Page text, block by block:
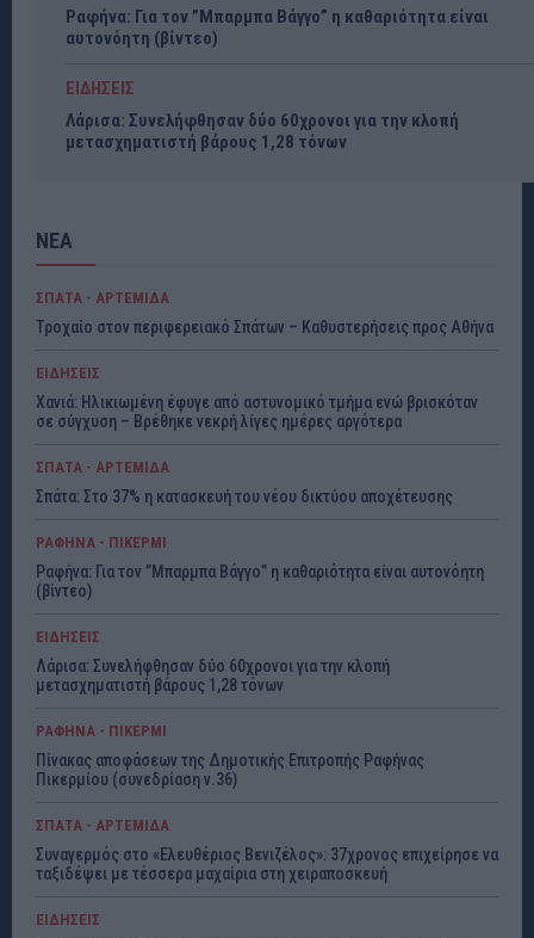
Ραφήνα: Για τον ”Μπαρμπα Βάγγο” η καθαριότητα είναι
αυτονόητη (βίντεο)
ΕΙΔΗΣΕΙΣ
Λάρισα: Συνελήφθησαν δύο 60χρονοι για την κλοπή
μετασχηματιστή βάρους 1,28 τόνων
ΝΕΑ
ΣΠΑΤΑ - ΑΡΤΕΜΙΔΑ
Τροχαίο στον περιφερειακό Σπάτων – Καθυστερήσεις προς Αθήνα
ΕΙΔΗΣΕΙΣ
Χανιά: Ηλικιωμένη έφυγε από αστυνομικό τμήμα ενώ βρισκόταν
σε σύγχυση – Βρέθηκε νεκρή λίγες ημέρες αργότερα
ΣΠΑΤΑ - ΑΡΤΕΜΙΔΑ
Σπάτα: Στο 37% η κατασκευή του νέου δικτύου αποχέτευσης
ΡΑΦΗΝΑ - ΠΙΚΕΡΜΙ
Ραφήνα: Για τον ”Μπαρμπα Βάγγο” η καθαριότητα είναι αυτονόητη
(βίντεο)
ΕΙΔΗΣΕΙΣ
Λάρισα: Συνελήφθησαν δύο 60χρονοι για την κλοπή
μετασχηματιστή βάρους 1,28 τόνων
ΡΑΦΗΝΑ - ΠΙΚΕΡΜΙ
Πίνακας αποφάσεων της Δημοτικής Επιτροπής Ραφήνας
Πικερμίου (συνεδρίαση ν.36)
ΣΠΑΤΑ - ΑΡΤΕΜΙΔΑ
Συναγερμός στο «Ελευθέριος Βενιζέλος»: 37χρονος επιχείρησε να
ταξιδέψει με τέσσερα μαχαίρια στη χειραποσκευή
ΕΙΔΗΣΕΙΣ